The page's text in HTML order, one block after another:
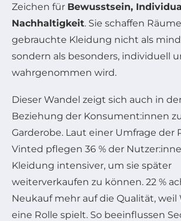
Zeichen für Bewusstsein,
Nachhaltigkeit. Sie schaffen
gebrauchte Kleidung nicht als
sondern als besonders, individuell
wahrgenommen wird.
Dieser Wandel zeigt sich auch in
Beziehung der Konsument:innen
Garderobe. Laut einer Umfrage der
Vinted pflegen 36 % der
Kleidung intensiver, um sie später
weiterverkaufen zu können. 22 %
Neukauf mehr auf die Qualität, weil
eine Rolle spielt. So beeinflussen